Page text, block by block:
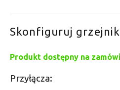
Skonfiguruj
Produkt dostępny na
Przyłącza: